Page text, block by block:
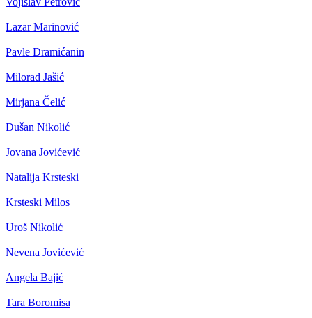
Lazar Marinović
Pavle Dramićanin
Milorad Jašić
Mirjana Čelić
Dušan Nikolić
Jovana Jovićević
Natalija Krsteski
Krsteski Milos
Uroš Nikolić
Nevena Jovićević
Angela Bajić
Tara Boromisa